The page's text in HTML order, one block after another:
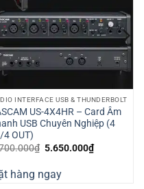
INTERFACE USB & THUNDERBOLT
US-4X4HR – Card Âm
USB Chuyên Nghiệp (4
4 OUT)
₫ Giá
6.700.000₫.
5.650.000₫Giá
hiện
hàng ngay